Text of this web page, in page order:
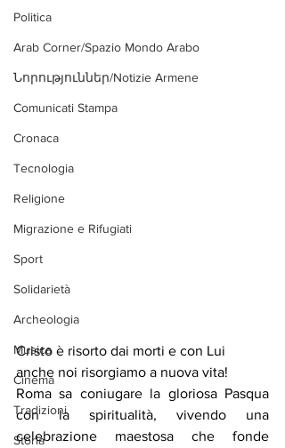
Politica
Arab Corner/Spazio Mondo Arabo
Նորություններ/Notizie Armene
Comunicati Stampa
Cronaca
Tecnologia
Religione
Migrazione e Rifugiati
Sport
Solidarietà
Archeologia
Musica
Cinema
Tradizioni
Storia
Cristo è risorto dai morti e con Lui
anche noi risorgiamo a nuova vita!
Roma sa coniugare la gloriosa Pasqua
con la spiritualità, vivendo una
celebrazione maestosa che fonde